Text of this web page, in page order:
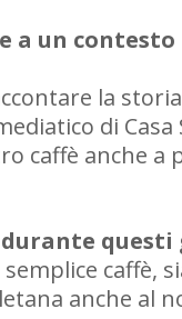
un contesto
la
di
caffè anche
caffè,
anche al